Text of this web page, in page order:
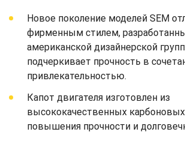
Новое поколение моделей SEM
фирменным стилем,
американской дизайнерской
подчеркивает прочность в
привлекательностью.
Капот двигателя изготовлен из
высококачественных
повышения прочности и